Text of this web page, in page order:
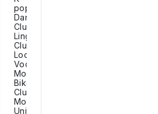
pop
Dance
Club,
Linguistics
Club,
Local
Vocals,
Mountain
Bike
Club,
Model
United